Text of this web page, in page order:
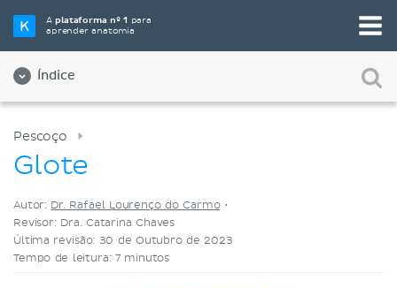
Aplataforma nº 1 para
aprender anatomia
Índice
Selecione a sua ferramenta de estudo favorita
Videoaulas
Pescoço
Glote
Autor: Dr. Rafael Lourenço do Carmo•
Revisor: Dra. Catarina Chaves
Última revisão: 30 de Outubro de 2023
Tempo de leitura: 7 minutos